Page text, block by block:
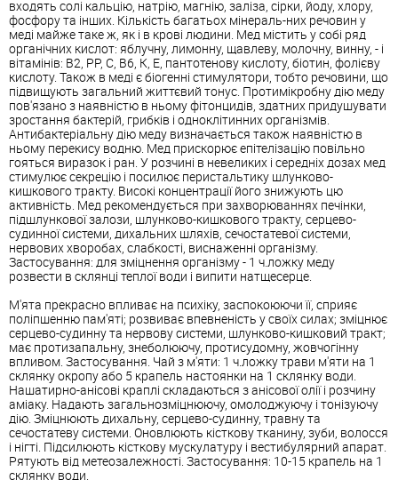
входять солі кальцію, натрію, магнію, заліза, сірки, йоду, хлору,
фосфору та інших. Кількість багатьох мінераль-них речовин у
меді майже таке ж, як і в крові людини. Мед містить у собі ряд
органічних кислот: яблучну, лимонну, щавлеву, молочну, винну, - і
вітамінів: В2, РР, С, В6, К, Е, пантотенову кислоту, біотин, фолієву
кислоту. Також в меді є біогенні стимулятори, тобто речовини, що
підвищують загальний життєвий тонус. Протимікробну дію меду
пов'язано з наявністю в ньому фітонцидів, здатних придушувати
зростання бактерій, грибків і одноклітинних організмів.
Антибактеріальну дію меду визначається також наявністю в
ньому перекису водню. Мед прискорює епітелізацію повільно
гояться виразок і ран. У розчині в невеликих і середніх дозах мед
стимулює секрецію і посилює перистальтику шлунково-
кишкового тракту. Високі концентрації його знижують цю
активність. Мед рекомендується при захворюваннях печінки,
підшлункової залози, шлунково-кишкового тракту, серцево-
судинної системи, дихальних шляхів, сечостатевої системи,
нервових хворобах, слабкості, виснаженні організму.
Застосування: для зміцнення організму - 1 ч.ложку меду
розвести в склянці теплої води і випити натщесерце.
М'ята прекрасно впливає на психіку, заспокоюючи її, сприяє
поліпшенню пам'яті; розвиває впевненість у своїх силах; зміцнює
серцево-судинну та нервову системи, шлунково-кишковий тракт;
має протизапальну, знеболюючу, протисудомну, жовчогінну
впливом. Застосування. Чай з м'яти: 1 ч.ложку трави м'яти на 1
склянку окропу або 5 крапель настоянки на 1 склянку води.
Нашатирно-анісові краплі складаються з анісової олії і розчину
аміаку. Надають загальнозміцнюючу, омолоджуючу і тонізуючу
дію. Зміцнюють дихальну, серцево-судинну, травну та
сечостатеву системи. Оновлюють кісткову тканину, зуби, волосся
і нігті. Підсилюють кісткову мускулатуру і вестибулярний апарат.
Рятують від метеозалежності. Застосування: 10-15 крапель на 1
склянку води.